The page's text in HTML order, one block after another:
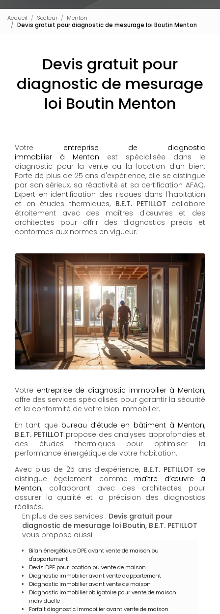
Accueil Secteur
Menton
Devis gratuit pour diagnostic de mesurage loi Boutin Menton
Devis gratuit pour
diagnostic de mesurage
loi Boutin Menton
Votre entreprise de diagnostic
immobilier à Menton est spécialisée dans le
diagnostic pour la vente ou la location d'un bien.
Forte de plus de 25 ans d'expérience, elle se distingue
par son sérieux, sa réactivité et sa certification AFAQ.
Expert en identification des risques dans l'habitation
et en études thermiques, B.E.T. PETILLOT collabore
étroitement avec des maîtres d'œuvres et des
architectes pour offrir des diagnostics précis et
conformes aux normes en vigueur.
Votre entreprise de diagnostic immobilier à Menton,
offre des services spécialisés pour garantir la sécurité
et la conformité de votre bien immobilier.
En tant que bureau d’étude en bâtiment à Menton,
B.E.T. PETILLOT propose des analyses approfondies et
des études thermiques pour optimiser la
performance énergétique de votre habitation.
Avec plus de 25 ans d’expérience, B.E.T. PETILLOT se
distingue également comme maître d’œuvre à
Menton, collaborant avec des architectes pour
assurer la qualité et la précision des diagnostics
réalisés.
En plus de ses services : Devis gratuit pour
diagnostic de mesurage loi Boutin, B.E.T. PETILLOT
vous propose aussi :
Bilan énergétique DPE avant vente de maison ou
d'appartement
Devis DPE pour location ou vente de maison
Diagnostic immobilier avant vente d'appartement
Diagnostic immobilier avant vente de maison
Diagnostic immobilier obligatoire pour vente de maison
individuelle
Forfait diagnostic immobilier avant vente de maison